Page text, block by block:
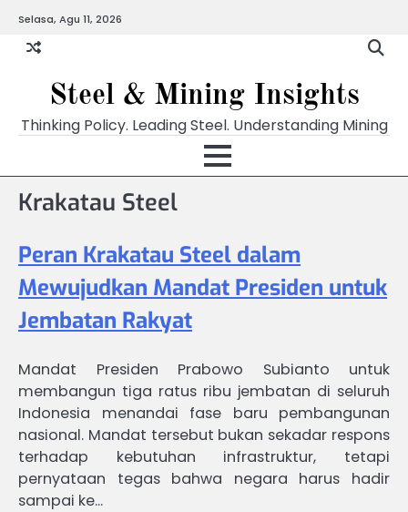
content
Selasa, Agu 11, 2026
Steel & Mining Insights
Thinking Policy. Leading Steel. Understanding Mining
Krakatau Steel
Peran Krakatau Steel dalam
Mewujudkan Mandat Presiden untuk
Jembatan Rakyat
Mandat Presiden Prabowo Subianto untuk
membangun tiga ratus ribu jembatan di seluruh
Indonesia menandai fase baru pembangunan
nasional. Mandat tersebut bukan sekadar respons
terhadap kebutuhan infrastruktur, tetapi
pernyataan tegas bahwa negara harus hadir
sampai ke…